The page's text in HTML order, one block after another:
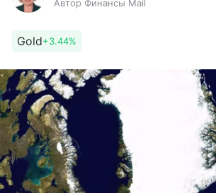
Автор Финансы Mail
Gold+3.44%